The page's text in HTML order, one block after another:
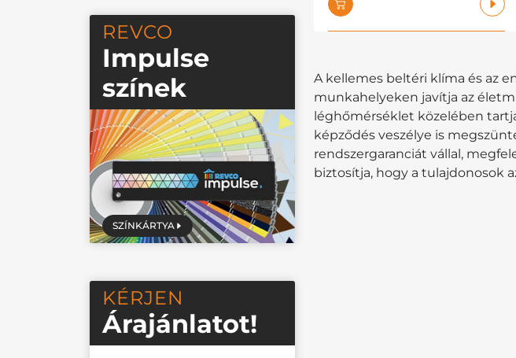
REVCO
Impulse
színek
SZÍNKÁRTYA
KÉRJEN
Árajánlatot!
A kellemes beltéri klíma és az
munkahelyeken javítja az
léghőmérséklet közelében
képződés veszélye is
rendszergaranciát vállal,
biztosítja, hogy a tulajdonosok